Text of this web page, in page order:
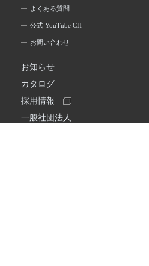
よくある質問
公式 YouTube CH
お問い合わせ
お知らせ
カタログ
採用情報
一般社団法人